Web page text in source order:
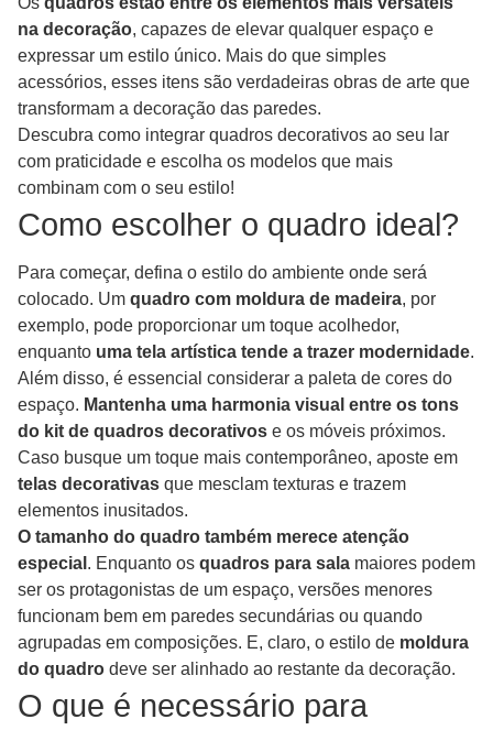
na decoração, capazes de elevar qualquer espaço e
expressar um estilo único. Mais do que simples
acessórios, esses itens são verdadeiras obras de arte que
transformam a decoração das paredes.
Descubra como integrar quadros decorativos ao seu lar
com praticidade e escolha os modelos que mais
combinam com o seu estilo!
Como escolher o quadro ideal?
Para começar, defina o estilo do ambiente onde será
colocado. Um quadro com moldura de madeira, por
exemplo, pode proporcionar um toque acolhedor,
enquanto uma tela artística tende a trazer modernidade.
Além disso, é essencial considerar a paleta de cores do
espaço. Mantenha uma harmonia visual entre os tons
do kit de quadros decorativos e os móveis próximos.
Caso busque um toque mais contemporâneo, aposte em
telas decorativas que mesclam texturas e trazem
elementos inusitados.
O tamanho do quadro também merece atenção
especial . Enquanto os quadros para sala maiores podem
ser os protagonistas de um espaço, versões menores
funcionam bem em paredes secundárias ou quando
agrupadas em composições. E, claro, o estilo de moldura
do quadro deve ser alinhado ao restante da decoração.
O que é necessário para